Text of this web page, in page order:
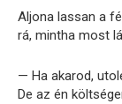
Aljona lassan a
rá, mintha most
— Ha akarod,
De az én